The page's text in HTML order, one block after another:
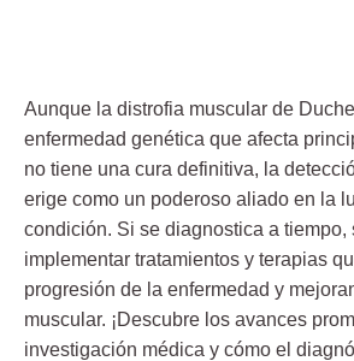
Aunque la distrofia muscular de
enfermedad genética que afecta
no tiene una cura definitiva, la
erige como un poderoso aliado en la
condición. Si se diagnostica a tiempo,
implementar tratamientos y terapias
progresión de la enfermedad y
muscular. ¡Descubre los avances
investigación médica y cómo el